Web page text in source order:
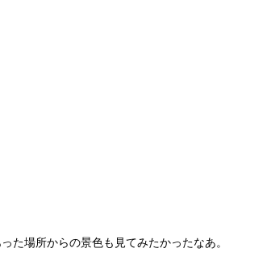
た場所からの景色も見てみたかったなあ。